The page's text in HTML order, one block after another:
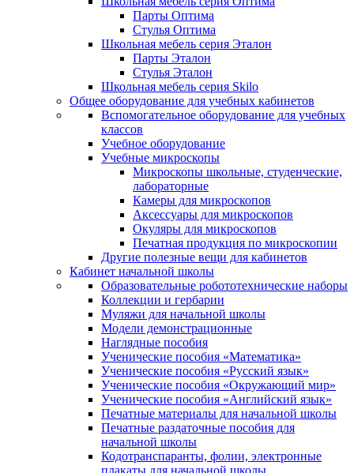
Парты Оптима
Стулья Оптима
Школьная мебель серия Эталон
Парты Эталон
Стулья Эталон
Школьная мебель серия Skilo
Общее оборудование для учебных кабинетов
Вспомогательное оборудование для учебных
классов
Учебное оборудование
Учебные микроскопы
Микроскопы школьные, студенческие,
лабораторные
Камеры для микроскопов
Аксессуары для микроскопов
Окуляры для микроскопов
Печатная продукция по микроскопии
Другие полезные вещи для кабинетов
Кабинет начальной школы
Образовательные робототехнические наборы
Коллекции и гербарии
Муляжи для начальной школы
Модели демонстрационные
Наглядные пособия
Ученические пособия «Математика»
Ученические пособия «Русский язык»
Ученические пособия «Окружающий мир»
Ученические пособия «Английский язык»
Печатные материалы для начальной школы
Печатные раздаточные пособия для
начальной школы
Кодотранспаранты, фолии, электронные